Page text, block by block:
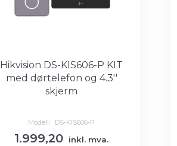
Hikvision DS-KIS606-P KIT
med dørtelefon og 4.3''
skjerm
Modell: DS-KIS606-P
1.999,20
inkl. mva.